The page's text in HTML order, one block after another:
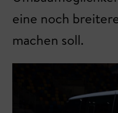
eine noch
machen soll.